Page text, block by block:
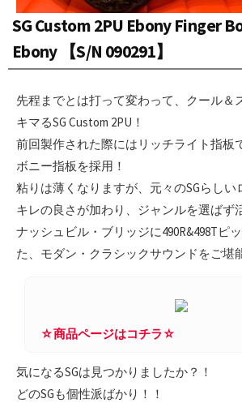
SG Custom 2PU Ebony Finger
Ebony 【S/N 090291】
先程までとは打って変わって、クール＆
キマるSG Custom 2PU！
前回製作された際にはリッチライト指板
ボニー指板を採用！
粘りは薄くなりますが、元々のSGらしい
キレの良さが加わり、ジャンルを選ばず
ナッシュビル・ブリッジに490R&498Tピ
た、モダン・クラシックサウンドをご堪
☆商品ページはコチラ☆
気になるSGは見つかりましたか？！
どのSGも個性派ばかり！！